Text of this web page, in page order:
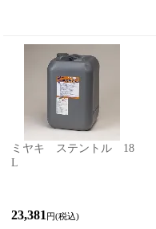
ミヤキ ステントル 18
L
23,381 円(税込)